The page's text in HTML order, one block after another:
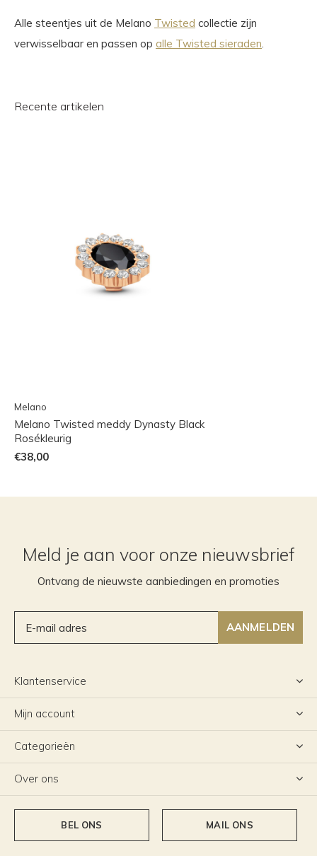
Alle steentjes uit de Melano Twisted collectie zijn
verwisselbaar en passen op alle Twisted sieraden
Recente artikelen
Melano
Melano Twisted meddy Dynasty Black
Rosékleurig
€38,00
Meld je aan voor onze nieuwsbrief
Ontvang de nieuwste aanbiedingen en promoties
AANMELDEN
Klantenservice
Mijn account
Categorieën
Over ons
BEL ONS MAIL ONS